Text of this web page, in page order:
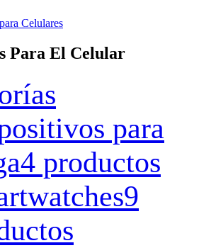
Celulares
Para El Celular
para
4 productos
9